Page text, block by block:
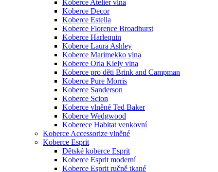
Koberce Atelier vlna
Koberce Decor
Koberce Estella
Koberce Florence Broadhurst
Koberce Harlequin
Koberce Laura Ashley
Koberce Marimekko vlna
Koberce Orla Kiely vlna
Koberce pro děti Brink and Campman
Koberce Pure Morris
Koberce Sanderson
Koberce Scion
Koberce vlněné Ted Baker
Koberce Wedgwood
Koberece Habitat venkovní
Koberce Accessorize vlněné
Koberce Esprit
Dětské koberce Esprit
Koberce Esprit moderní
Koberce Esprit ručně tkané